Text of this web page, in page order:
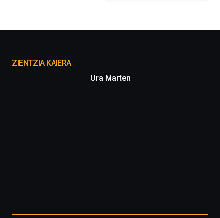
proyectos
ZIENTZIA KAIERA
Ura Marten